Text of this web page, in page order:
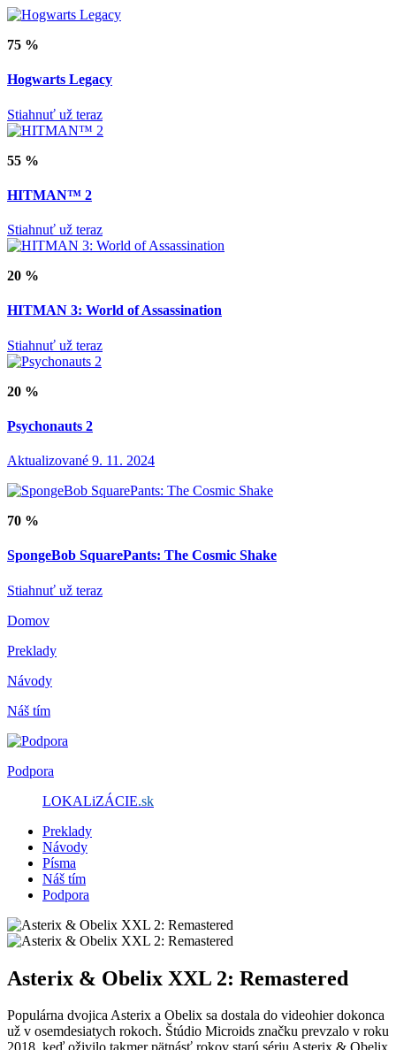
75 %
Hogwarts Legacy
Stiahnuť už teraz
55 %
HITMAN™ 2
Stiahnuť už teraz
20 %
HITMAN 3: World of Assassination
Stiahnuť už teraz
20 %
Psychonauts 2
Aktualizované 9. 11. 2024
70 %
SpongeBob SquarePants: The Cosmic Shake
Stiahnuť už teraz
Domov
Preklady
Návody
Náš tím
Podpora
LOKALiZÁCIE.sk
Preklady
Návody
Písma
Náš tím
Podpora
Asterix & Obelix XXL 2: Remastered
Populárna dvojica Asterix a Obelix sa dostala do videohier dokonca
už v osemdesiatych rokoch. Štúdio Microids značku prevzalo v roku